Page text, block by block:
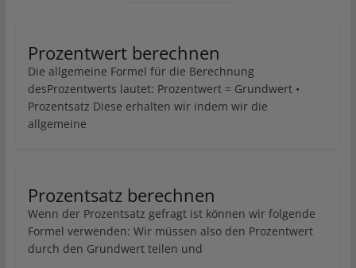
Prozentwert berechnen
Die allgemeine Formel für die Berechnung
desProzentwerts lautet: Prozentwert = Grundwert •
Prozentsatz Diese erhalten wir indem wir die
allgemeine
Prozentsatz berechnen
Wenn der Prozentsatz gefragt ist können wir folgende
Formel verwenden: Wir müssen also den Prozentwert
durch den Grundwert teilen und